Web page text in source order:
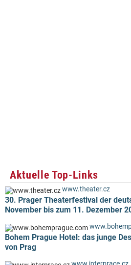
Aktuelle Top-Links
www.theater.cz
30. Prager Theaterfestival der
November bis zum 11. Dezember
Bohem Prague Hotel: das junge
von Prag